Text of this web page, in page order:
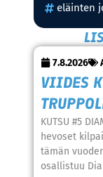
eläinten
7.8.2026
VIIDES
KUTSU #5
hevoset
tämän
osallistuu